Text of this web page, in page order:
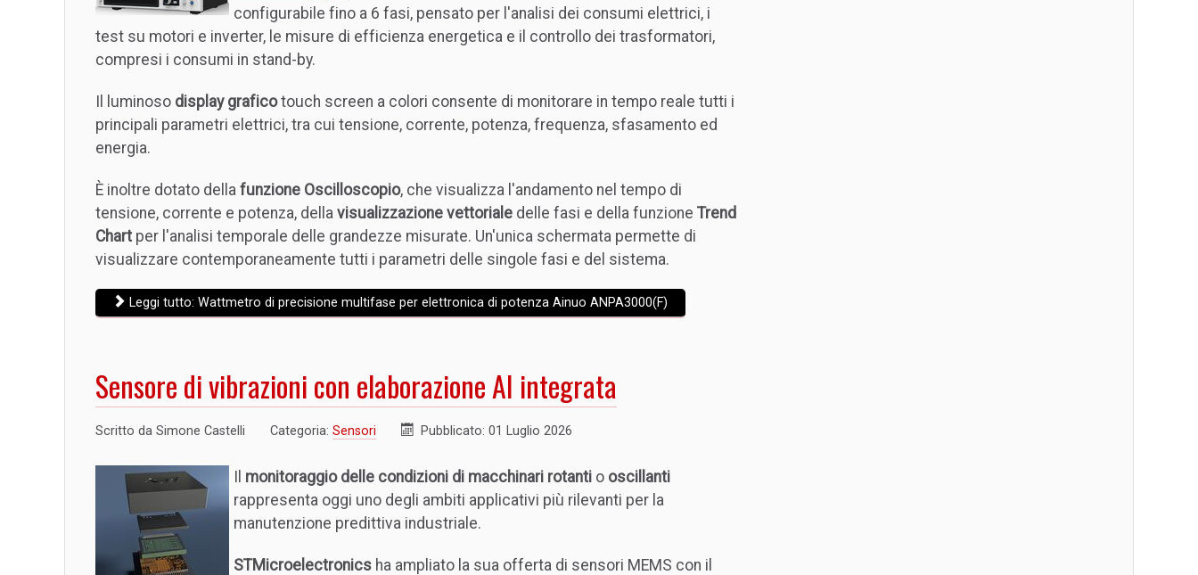
configurabile fino a 6 fasi, pensato per l'analisi dei consumi elettrici, i
test su motori e inverter, le misure di efficienza energetica e il controllo dei trasformatori,
compresi i consumi in stand-by.
Il luminoso display graficotouch screen a colori consente di monitorare in tempo reale tutti i
principali parametri elettrici, tra cui tensione, corrente, potenza, frequenza, sfasamento ed
energia.
È inoltre dotato della funzione Oscilloscopio, che visualizza l'andamento nel tempo di
tensione, corrente e potenza, della visualizzazione vettoriale delle fasi e della funzione Trend
Chart per l'analisi temporale delle grandezze misurate. Un'unica schermata permette di
visualizzare contemporaneamente tutti i parametri delle singole fasi e del sistema.
Leggi tutto: Wattmetro di precisione multifase per elettronica di potenza Ainuo ANPA3000(F)
Sensore di vibrazioni con elaborazione AI integrata
Scritto da Simone Castelli Categoria: Sensori Pubblicato: 01 Luglio 2026
Il monitoraggio delle condizioni di macchinari rotanti o oscillanti
rappresenta oggi uno degli ambiti applicativi più rilevanti per la
manutenzione predittiva industriale.
STMicroelectronics ha ampliato la sua offerta di sensori MEMS con il